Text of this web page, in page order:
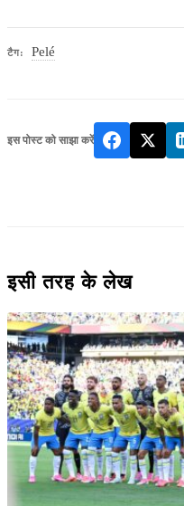
टैग: Pelé
इस पोस्ट को साझा करें
इसी तरह के लेख